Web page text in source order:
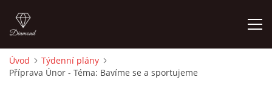
ÚVOD
Úvod
Týdenní plány
Příprava Únor - Téma: Bavíme se a sportujeme